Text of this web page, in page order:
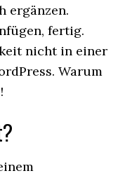
ergänzen.
fertig.
nicht in einer
Warum